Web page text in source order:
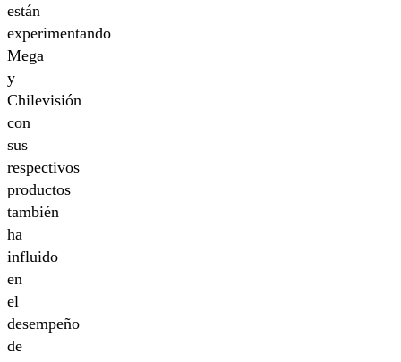
están
experimentando
Mega
y
Chilevisión
con
sus
respectivos
productos
también
ha
influido
en
el
desempeño
de